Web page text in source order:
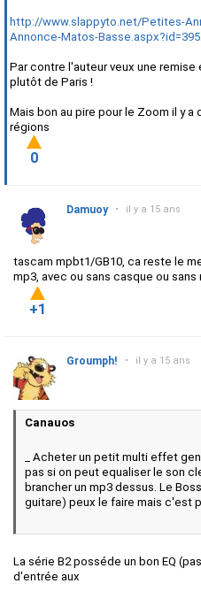
http://www.slappyto.net/Petites-
Annonce-Matos-
Par contre l'auteur veux une remise
plutôt de Paris !
Mais bon au pire pour le Zoom il y
régions
0
Damuoy • il y a 15 ans
tascam mpbt1/GB10, ca reste le
mp3, avec ou sans casque ou sans
+1
Groumph! • il y a 15 ans
Canauos
_ Acheter un petit multi effet
pas si on peut equaliser le son
brancher un mp3 dessus. Le
guitare) peux le faire mais c'est
La série B2 posséde un bon EQ
d'entrée aux